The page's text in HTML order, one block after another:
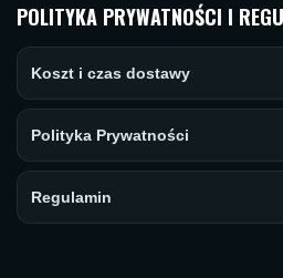
POLITYKA PRYWATNOŚCI I
Koszt i czas dostawy
Polityka Prywatności
Regulamin